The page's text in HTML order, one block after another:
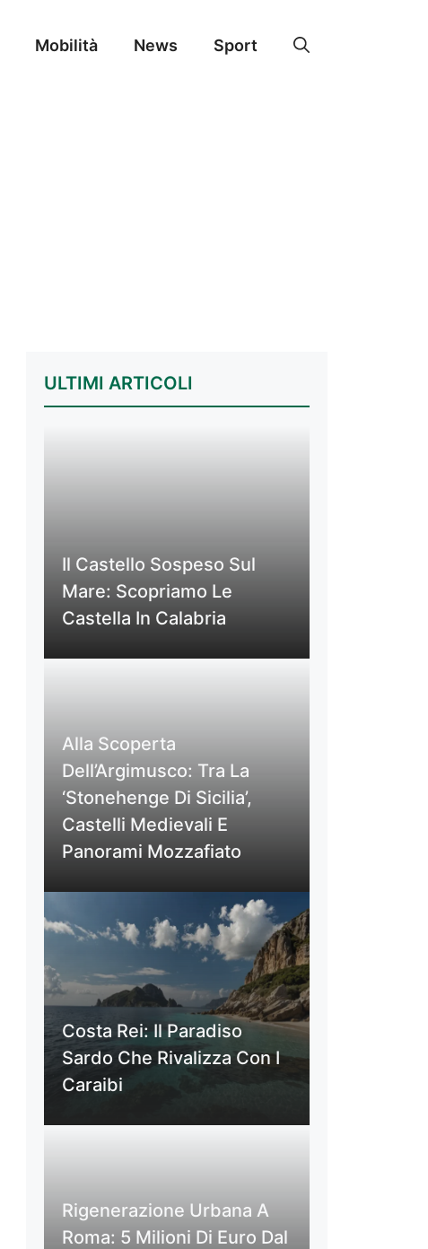
Mobilità News Sport
ULTIMI ARTICOLI
Il Castello Sospeso Sul
Mare: Scopriamo Le
Castella In Calabria
Alla Scoperta
Dell’Argimusco: Tra La
‘Stonehenge Di Sicilia’,
Castelli Medievali E
Panorami Mozzafiato
Costa Rei: Il Paradiso
Sardo Che Rivalizza Con I
Caraibi
Rigenerazione Urbana A
Roma: 5 Milioni Di Euro Dal